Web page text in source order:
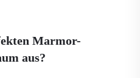
Marmor-
aus?